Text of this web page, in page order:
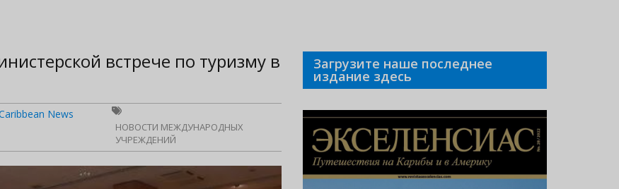
встрече по туризму в
News
НОВОСТИ МЕЖДУНАРОДНЫХ
УЧРЕЖДЕНИЙ
Загрузите наше последнее
издание здесь